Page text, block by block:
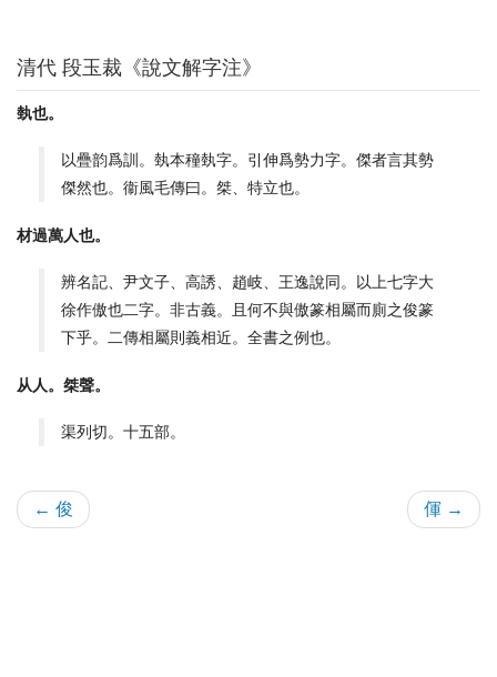
清代 段玉裁《說文解字注》
埶也。
以疊韵爲訓。埶本穜埶字。引伸爲勢力字。傑者言其勢
傑然也。衞風毛傳曰。桀、特立也。
材過萬人也。
辨名記、尹文子、高誘、趙岐、王逸說同。以上七字大
徐作傲也二字。非古義。且何不與傲篆相屬而廁之俊篆
下乎。二傳相屬則義相近。全書之例也。
从人。桀聲。
渠列切。十五部。
← 俊 㑮 →